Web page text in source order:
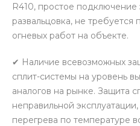
R410, простое подключение
развальцовка, не
огневых работ на объекте.
✔ Наличие всевозможных
сплит-системы на уровень
аналогов на рынке. Защита
неправильной
перегрева по температуре